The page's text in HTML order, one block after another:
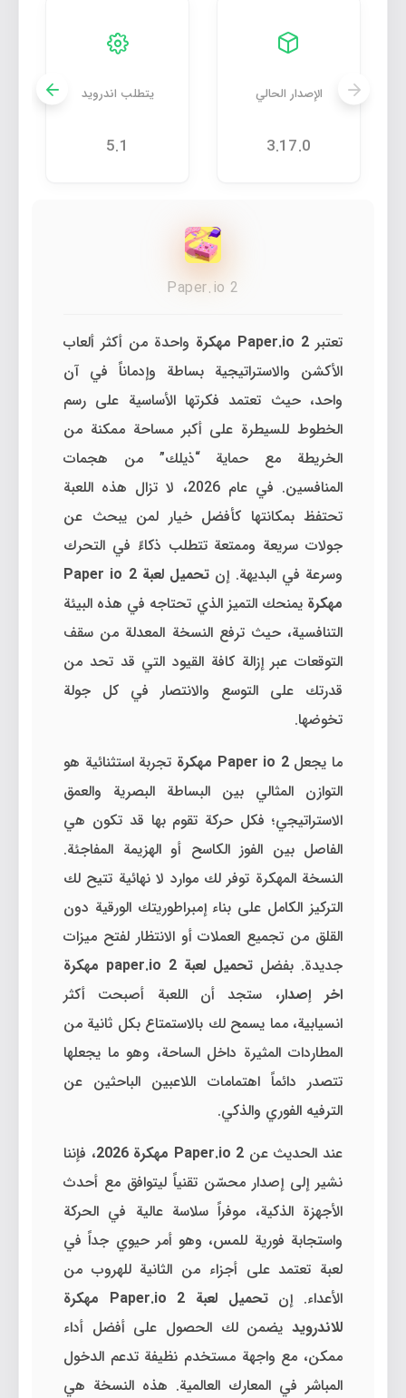
الإصدار الحالي
3.17.0
يتطلب اندرويد
5.1
Paper.io 2
تعتبر Paper.io 2 مهكرة
واحدة من أكثر ألعاب
الأكشن والاستراتيجية بساطة وإدماناً في آن
واحد، حيث تعتمد فكرتها الأساسية على رسم
الخطوط للسيطرة على أكبر مساحة ممكنة من
الخريطة مع حماية “ذيلك” من هجمات
المنافسين. في عام 2026، لا تزال هذه اللعبة
تحتفظ بمكانتها كأفضل خيار لمن يبحث عن
جولات سريعة وممتعة تتطلب ذكاءً في التحرك
وسرعة في البديهة. إن
تحميل لعبة Paper io 2
مهكرة يمنحك التميز الذي تحتاجه في هذه البيئة
التنافسية، حيث ترفع النسخة المعدلة من سقف
التوقعات عبر إزالة كافة القيود التي قد تحد من
قدرتك على التوسع والانتصار في كل جولة
تخوضها.
ما يجعلPaper io 2 مهكرة
تجربة استثنائية هو
التوازن المثالي بين البساطة البصرية والعمق
الاستراتيجي؛ فكل حركة تقوم بها قد تكون هي
الفاصل بين الفوز الكاسح أو الهزيمة المفاجئة.
النسخة المهكرة توفر لك موارد لا نهائية تتيح لك
التركيز الكامل على بناء إمبراطوريتك الورقية دون
القلق من تجميع العملات أو الانتظار لفتح ميزات
جديدة. بفضل
تحميل لعبة paper.io 2 مهكرة
اخر إصدار، ستجد أن اللعبة أصبحت أكثر
انسيابية، مما يسمح لك بالاستمتاع بكل ثانية من
المطاردات المثيرة داخل الساحة، وهو ما يجعلها
تتصدر دائماً اهتمامات اللاعبين الباحثين عن
الترفيه الفوري والذكي.
عند الحديث عن Paper.io 2 مهكرة 2026
، فإننا
نشير إلى إصدار محسّن تقنياً ليتوافق مع أحدث
الأجهزة الذكية، موفراً سلاسة عالية في الحركة
واستجابة فورية للمس، وهو أمر حيوي جداً في
لعبة تعتمد على أجزاء من الثانية للهروب من
الأعداء. إن
تحميل لعبة Paper.io 2 مهكرة
للاندرويد يضمن لك الحصول على أفضل أداء
ممكن، مع واجهة مستخدم نظيفة تدعم الدخول
المباشر في المعارك العالمية. هذه النسخة هي